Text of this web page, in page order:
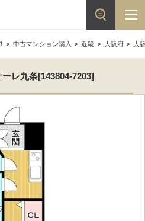
中古マンション購入 近畿 大阪府 大
レ九条[143804-7203]